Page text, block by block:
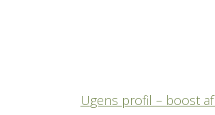
Ugens profil – boost